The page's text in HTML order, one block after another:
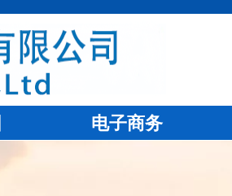
电子商务